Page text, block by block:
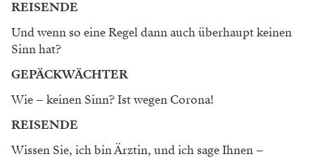
REISENDE
Und wenn so eine Regel dann auch überhaupt keinen
Sinn hat?
GEPÄCKWÄCHTER
Wie – keinen Sinn? Ist wegen Corona!
REISENDE
Wissen Sie, ich bin Ärztin, und ich sage Ihnen –